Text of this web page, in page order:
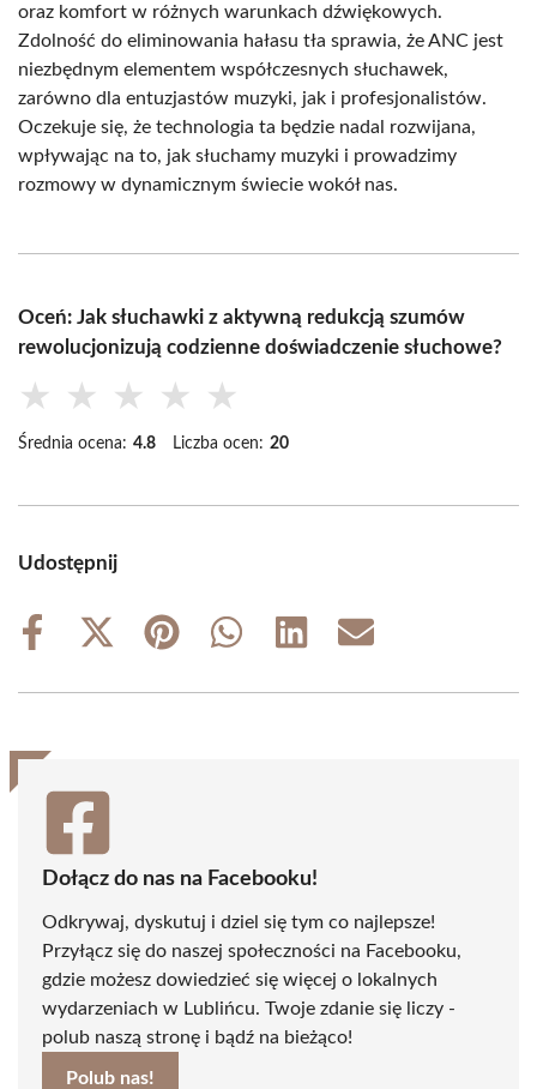
oraz komfort w różnych warunkach dźwiękowych.
Zdolność do eliminowania hałasu tła sprawia, że ANC jest
niezbędnym elementem współczesnych słuchawek,
zarówno dla entuzjastów muzyki, jak i profesjonalistów.
Oczekuje się, że technologia ta będzie nadal rozwijana,
wpływając na to, jak słuchamy muzyki i prowadzimy
rozmowy w dynamicznym świecie wokół nas.
Oceń: Jak słuchawki z aktywną redukcją szumów
rewolucjonizują codzienne doświadczenie słuchowe?
★ ★ ★ ★ ★
Średnia ocena: 4.8 Liczba ocen: 20
Udostępnij
Share
Share
(Twitter)
Share
Share
Share
Share
Dołącz do nas na Facebooku!
Odkrywaj, dyskutuj i dziel się tym co najlepsze!
Przyłącz się do naszej społeczności na Facebooku,
gdzie możesz dowiedzieć się więcej o lokalnych
wydarzeniach w Lublińcu. Twoje zdanie się liczy -
polub naszą stronę i bądź na bieżąco!
Polub nas!